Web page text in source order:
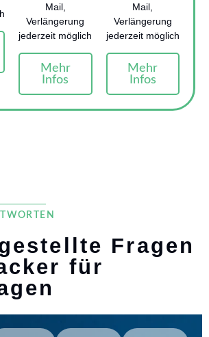
Mail,
Verlängerung
jederzeit möglich
Mehr
Infos
Mail,
Verlängerung
jederzeit möglich
Mehr
Infos
Fragen
für